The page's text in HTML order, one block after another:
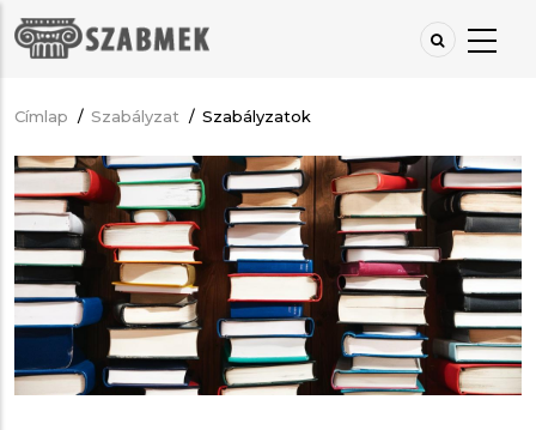
Ugrás
Morzsa
Címlap / Szabályzat / Szabályzatok